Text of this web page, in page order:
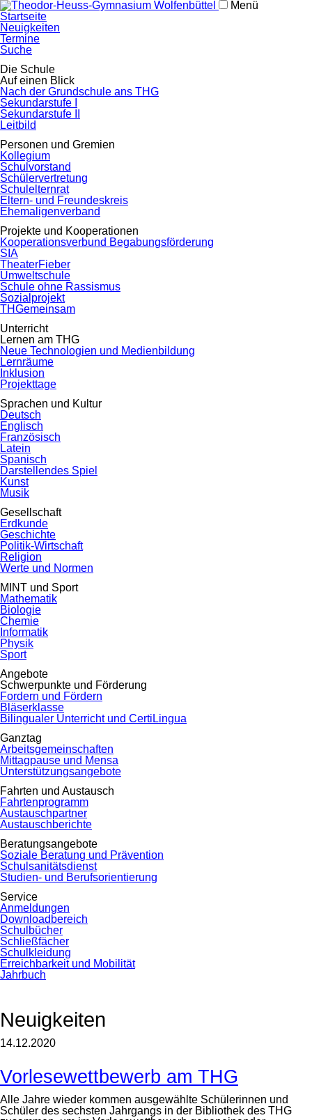
Menü
Navigation
überspringen
Startseite
Neuigkeiten
Termine
Suche
Navigation
überspringen
Die Schule
Auf einen Blick
Nach der Grundschule ans THG
Sekundarstufe I
Sekundarstufe II
Leitbild
Personen und Gremien
Kollegium
Schulvorstand
Schülervertretung
Schulelternrat
Eltern- und Freundeskreis
Ehemaligenverband
Projekte und Kooperationen
Kooperationsverbund Begabungsförderung
SIA
TheaterFieber
Umweltschule
Schule ohne Rassismus
Sozialprojekt
THGemeinsam
Unterricht
Lernen am THG
Neue Technologien und Medienbildung
Lernräume
Inklusion
Projekttage
Sprachen und Kultur
Deutsch
Englisch
Französisch
Latein
Spanisch
Darstellendes Spiel
Kunst
Musik
Gesellschaft
Erdkunde
Geschichte
Politik-Wirtschaft
Religion
Werte und Normen
MINT und Sport
Mathematik
Biologie
Chemie
Informatik
Physik
Sport
Angebote
Schwerpunkte und Förderung
Fordern und Fördern
Bläserklasse
Bilingualer Unterricht und CertiLingua
Ganztag
Arbeitsgemeinschaften
Mittagpause und Mensa
Unterstützungsangebote
Fahrten und Austausch
Fahrtenprogramm
Austauschpartner
Austauschberichte
Beratungsangebote
Soziale Beratung und Prävention
Schulsanitätsdienst
Studien- und Berufsorientierung
Service
Anmeldungen
Downloadbereich
Schulbücher
Schließfächer
Schulkleidung
Erreichbarkeit und Mobilität
Jahrbuch
Neuigkeiten
14.12.2020
Vorlesewettbewerb am THG
Alle Jahre wieder kommen ausgewählte Schülerinnen und
Schüler des sechsten Jahrgangs in der Bibliothek des THG